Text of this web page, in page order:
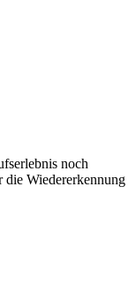
noch
die Wiedererkennung